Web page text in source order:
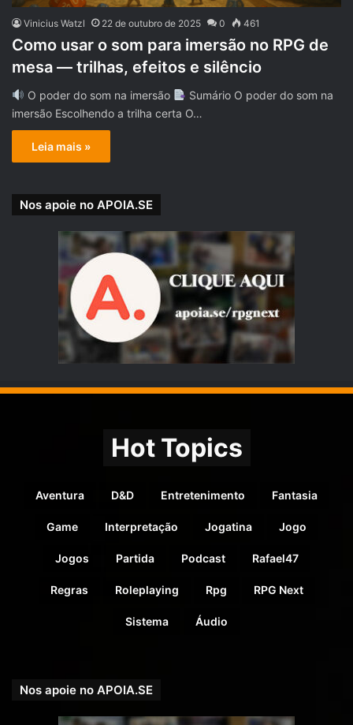
Vinicius Watzl 22 de outubro de 2025 0 461
Como usar o som para imersão no RPG de
mesa — trilhas, efeitos e silêncio
O poder do som na imersão
Sumário O poder do som na
imersão Escolhendo a trilha certa O…
Leia mais »
Nos apoie no APOIA.SE
Hot Topics
Aventura D&D Entretenimento Fantasia
Game Interpretação Jogatina Jogo
Jogos Partida Podcast Rafael47
Regras Roleplaying Rpg RPG Next
Sistema Áudio
Nos apoie no APOIA.SE